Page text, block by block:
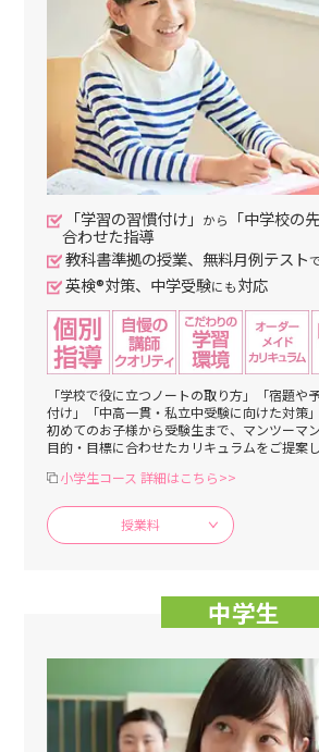
「学習の習慣付け」 から 「中学校の
合わせた指導
教科書準拠の授業、無料月例テスト
英検®対策、中学受験にも対応
「学校で役に立つノートの取り方」「宿題や
付け」「中高一貫・私立中受験に向けた対策
初めてのお子様から受験生まで、マンツーマ
目的・目標に合わせたカリキュラムをご提案し
小学生コース 詳細はこちら>>
授業料
中学生